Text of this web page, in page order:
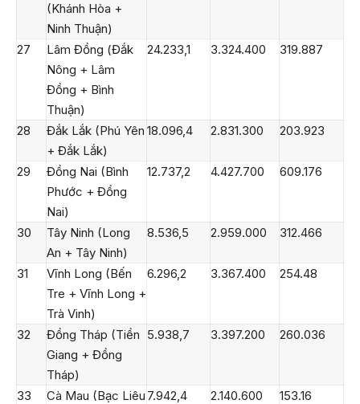
(Khánh Hòa +
Ninh Thuận)
27
Lâm Đồng (Đắk
Nông + Lâm
Đồng + Bình
Thuận)
24.233,1 3.324.400 319.887
28
Đắk Lắk (Phú Yên
+ Đắk Lắk)
18.096,4 2.831.300 203.923
29
Đồng Nai (Bình
Phước + Đồng
Nai)
12.737,2 4.427.700 609.176
30
Tây Ninh (Long
An + Tây Ninh)
8.536,5 2.959.000 312.466
31
Vĩnh Long (Bến
Tre + Vĩnh Long +
Trà Vinh)
6.296,2 3.367.400 254.48
32
Đồng Tháp (Tiền
Giang + Đồng
Tháp)
5.938,7 3.397.200 260.036
33
Cà Mau (Bạc Liêu 7.942,4 2.140.600 153.16